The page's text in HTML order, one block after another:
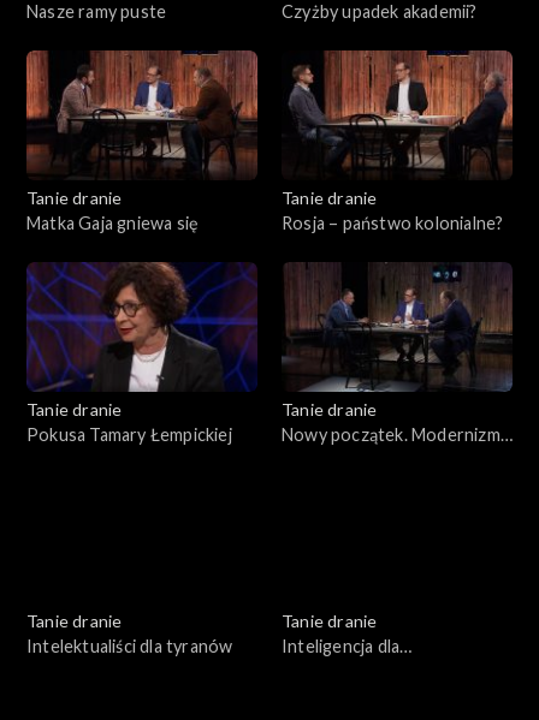
Nasze ramy puste
Czyżby upadek akademii?
Tanie dranie
Matka Gaja gniewa się
Tanie dranie
Rosja – państwo kolonialne?
Tanie dranie
Pokusa Tamary Łempickiej
Tanie dranie
Nowy początek. Modernizm
Tanie dranie
Intelektualiści dla tyranów
Tanie dranie
Inteligencja dla